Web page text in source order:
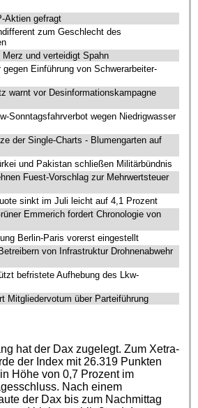
Aktien gefragt
zum Geschlecht des
und verteidigt Spahn
Einführung von Schwerarbeiter-
warnt vor Desinformationskampagne
Sonntagsfahrverbot wegen Niedrigwasser
der Single-Charts - Blumengarten auf
und Pakistan schließen Militärbündnis
Fuest-Vorschlag zur Mehrwertsteuer
sinkt im Juli leicht auf 4,1 Prozent
Emmerich fordert Chronologie von
Berlin-Paris vorerst eingestellt
von Infrastruktur Drohnenabwehr
befristete Aufhebung des Lkw-
Mitgliedervotum über Parteiführung
hat der Dax zugelegt. Zum Xetra-
der Index mit 26.319 Punkten
Höhe von 0,7 Prozent im
Nach einem
der Dax bis zum Nachmittag